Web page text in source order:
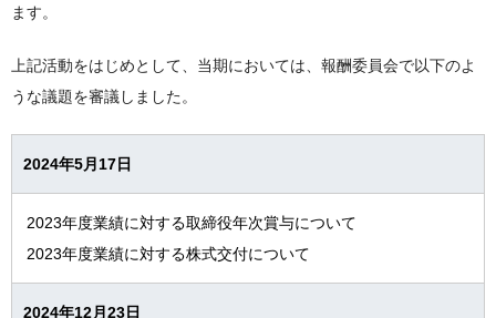
ます。
上記活動をはじめとして、当期においては、報酬委員会で以下のよ
うな議題を審議しました。
2024年5月17日
2023年度業績に対する取締役年次賞与について
2023年度業績に対する株式交付について
2024年12月23日